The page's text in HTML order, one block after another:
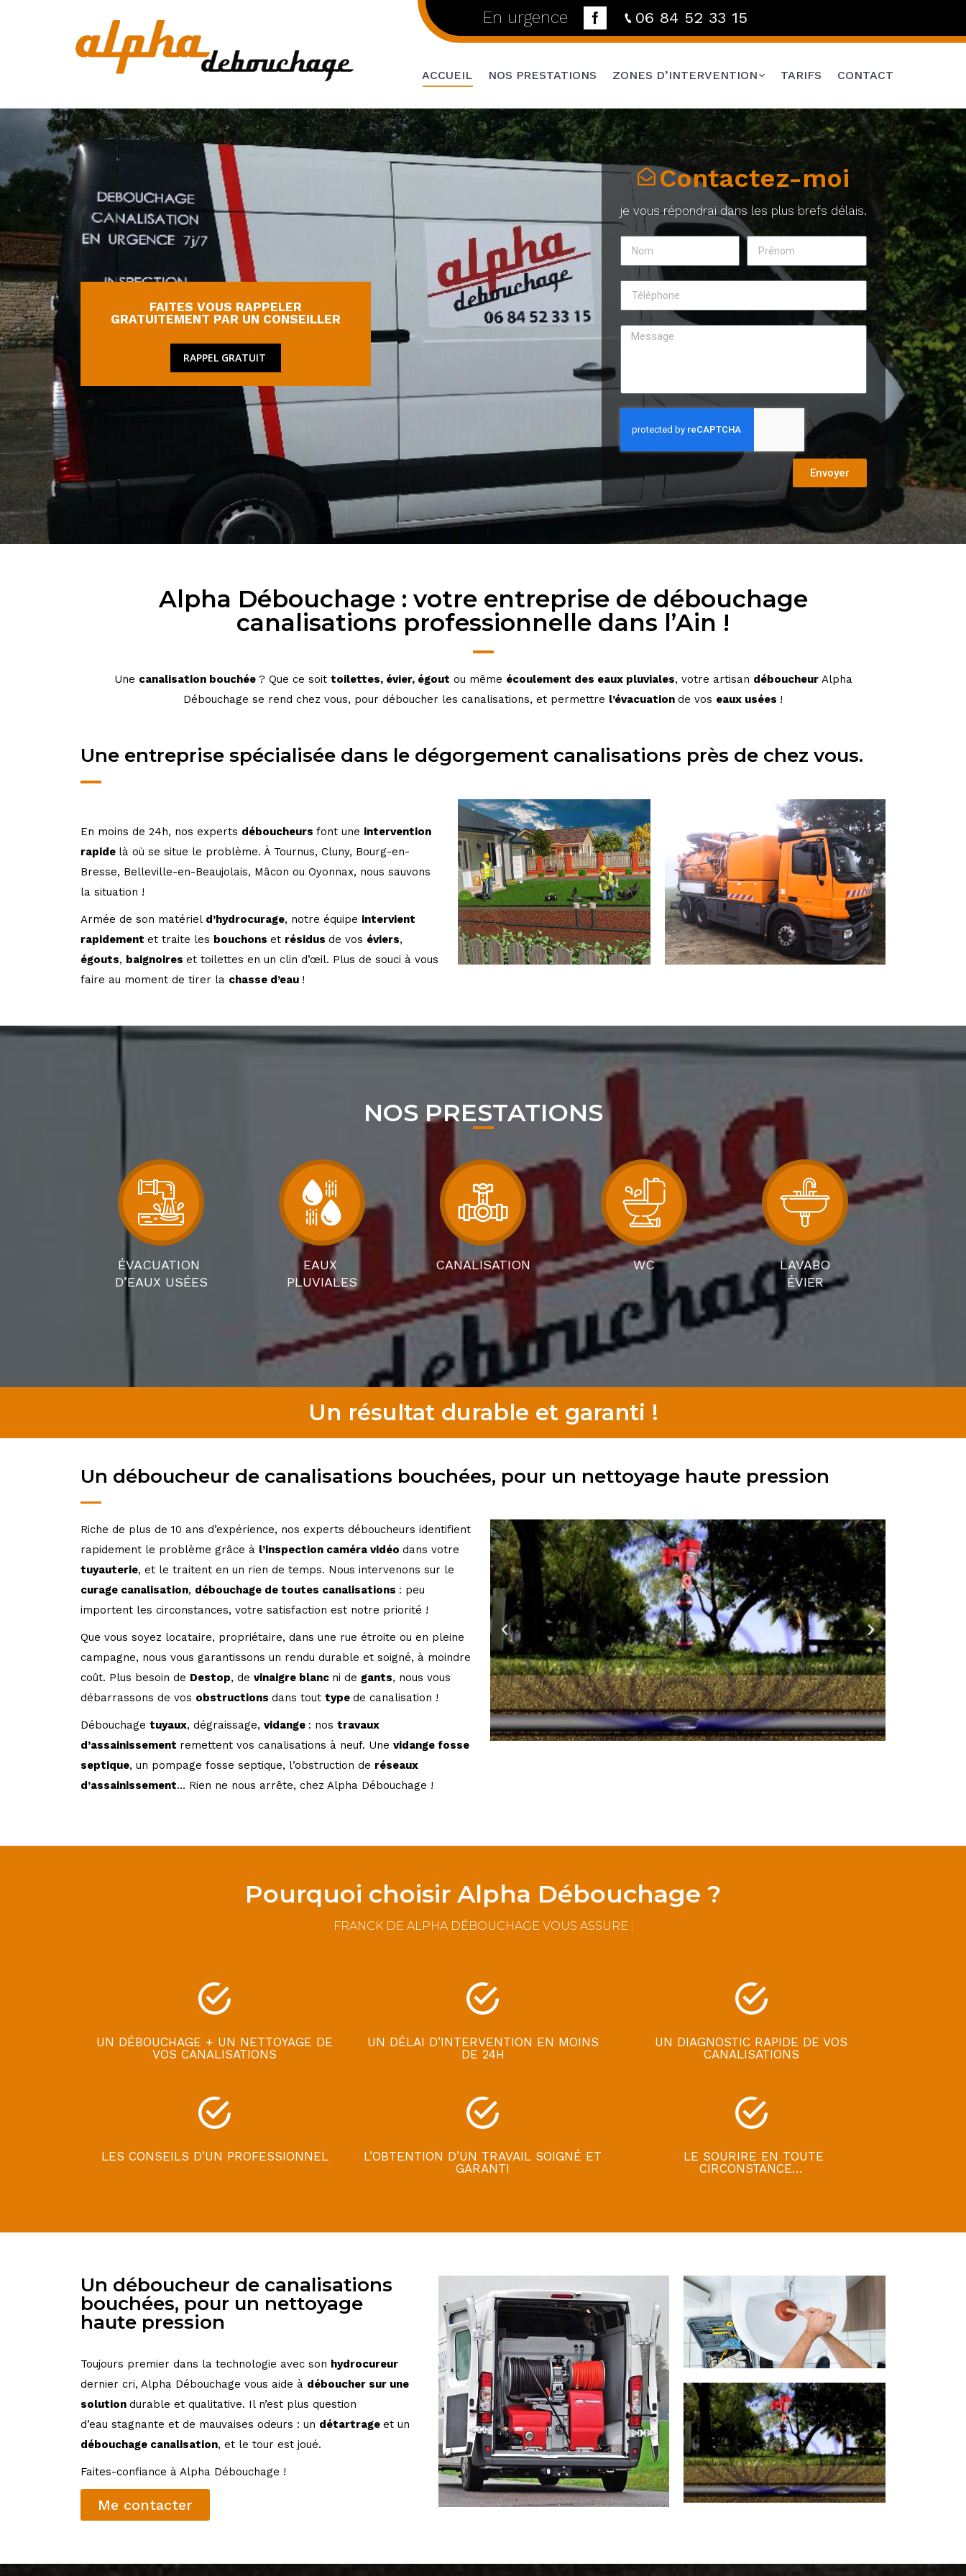
En urgence 06 84 52 33 15
ACCUEIL NOS PRESTATIONS ZONES D’INTERVENTION TARIFS CONTACT
FAITES VOUS RAPPELER
GRATUITEMENT PAR UN CONSEILLER
RAPPEL GRATUIT
Contactez-moi
je vous répondrai dans les plus brefs délais.
Envoyer
Alpha Débouchage : votre entreprise de débouchage
canalisations professionnelle dans l’Ain !
Une canalisation bouchée ? Que ce soit toilettes, évier, égout ou même écoulement des eaux pluviales, votre artisan déboucheur Alpha
Débouchage se rend chez vous, pour déboucher les canalisations, et permettre l’évacuation de vos eaux usées !
Une entreprise spécialisée dans le dégorgement canalisations près de chez vous.
En moins de 24h, nos experts déboucheurs font une intervention
rapide là où se situe le problème. À Tournus, Cluny, Bourg-en-
Bresse, Belleville-en-Beaujolais, Mâcon ou Oyonnax, nous sauvons
la situation !
Armée de son matériel d’hydrocurage, notre équipe intervient
rapidement et traite les bouchons et résidus de vos éviers,
égouts, baignoires et toilettes en un clin d’œil. Plus de souci à vous
faire au moment de tirer la chasse d’eau !
NOS PRESTATIONS
ÉVACUATION
D’EAUX USÉES
EAUX
PLUVIALES
CANALISATION WC
LAVABO
ÉVIER
Un résultat durable et garanti !
Un déboucheur de canalisations bouchées, pour un nettoyage haute pression
Riche de plus de 10 ans d’expérience, nos experts déboucheurs identifient
rapidement le problème grâce à l’inspection caméra vidéo dans votre
tuyauterie, et le traitent en un rien de temps. Nous intervenons sur le
curage canalisation, débouchage de toutes canalisations : peu
importent les circonstances, votre satisfaction est notre priorité !
Que vous soyez locataire, propriétaire, dans une rue étroite ou en pleine
campagne, nous vous garantissons un rendu durable et soigné, à moindre
coût. Plus besoin de Destop, de vinaigre blanc ni de gants, nous vous
débarrassons de vos obstructions dans tout type de canalisation !
Débouchage tuyaux, dégraissage, vidange : nos travaux
d’assainissement remettent vos canalisations à neuf. Une vidange fosse
septique, un pompage fosse septique, l’obstruction de réseaux
d’assainissement… Rien ne nous arrête, chez Alpha Débouchage !
Pourquoi choisir Alpha Débouchage ?
FRANCK DE ALPHA DÉBOUCHAGE VOUS ASSURE :
UN DÉBOUCHAGE + UN NETTOYAGE DE
VOS CANALISATIONS
UN DÉLAI D’INTERVENTION EN MOINS
DE 24H
UN DIAGNOSTIC RAPIDE DE VOS
CANALISATIONS
LES CONSEILS D’UN PROFESSIONNEL
L’OBTENTION D’UN TRAVAIL SOIGNÉ ET
GARANTI
LE SOURIRE EN TOUTE
CIRCONSTANCE…
Un déboucheur de canalisations
bouchées, pour un nettoyage
haute pression
Toujours premier dans la technologie avec son hydrocureur
dernier cri, Alpha Débouchage vous aide à déboucher sur une
solution durable et qualitative. Il n’est plus question
d’eau stagnante et de mauvaises odeurs : un détartrage et un
débouchage canalisation, et le tour est joué.
Faites-confiance à Alpha Débouchage !
Me contacter